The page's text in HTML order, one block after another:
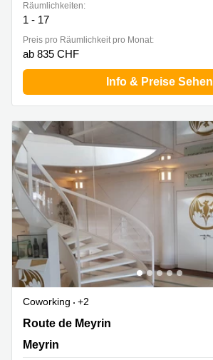
Räumlichkeiten:
1 - 17
Preis pro Räumlichkeit pro Monat:
ab 835 CHF
Info & Preise Sehen
Coworking
+2
Route de Meyrin 267, Meyrin
Route de Meyrin
Meyrin